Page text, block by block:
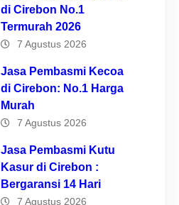
di Cirebon No.1
Termurah 2026
7 Agustus 2026
Jasa Pembasmi Kecoa
di Cirebon: No.1 Harga
Murah
7 Agustus 2026
Jasa Pembasmi Kutu
Kasur di Cirebon :
Bergaransi 14 Hari
7 Agustus 2026